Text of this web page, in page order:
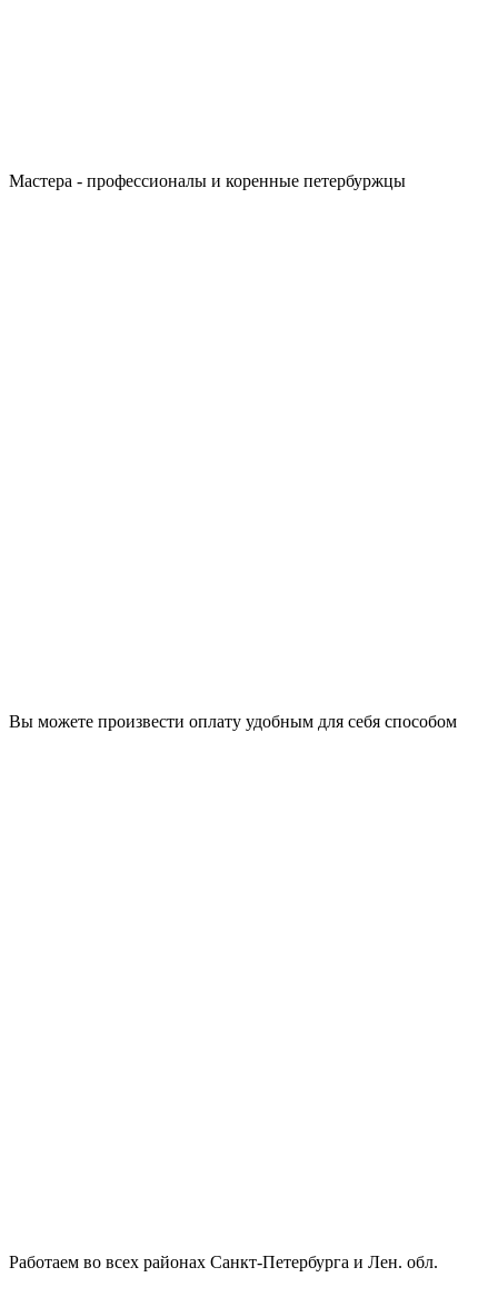
Мастера - профессионалы и коренные петербуржцы
Вы можете произвести оплату удобным для себя способом
Работаем во всех районах Санкт-Петербурга и Лен. обл.